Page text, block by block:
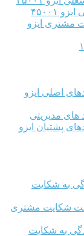
۴۵۰۰۱
مشتری ایزو
اصلی ایزو
های مدیریتی
پشتیان ایزو
به شکایت
شکایت مشتری
به شکایت